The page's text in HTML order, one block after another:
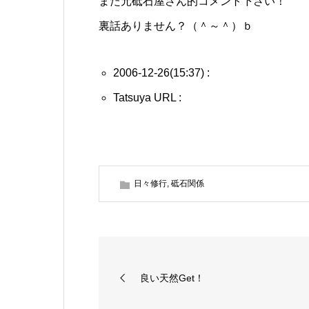
裏話ありません？（＾～＾）ｂ
2006-12-26(15:37) :
Tatsuya URL :
日々修行 砥石関係
良い天然Get！